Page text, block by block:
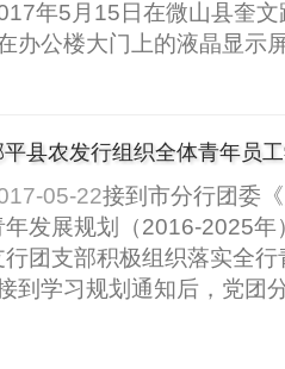
年5月15日在微山县奎
办公楼大门上的液晶显示
平县农发行组织全体青年员
（2016-2025年）》....
05-22接到市分行团委
年发展规划（2016-2025年
行团支部积极组织落实全
到学习规划通知后，党团